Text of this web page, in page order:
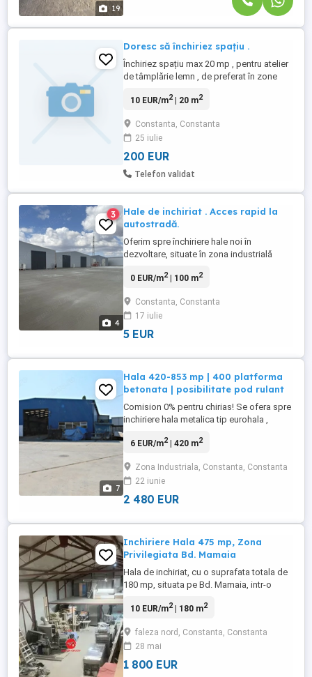
19
Doresc să închiriez spațiu .
Închiriez spațiu max 20 mp , pentru atelier
de tâmplărie lemn , de preferat în zone
10 EUR/m2| 20 m2
Constanta, Constanta
25 iulie
200 EUR
Telefon validat
4
3
Hale de inchiriat . Acces rapid la
autostradă.
Oferim spre închiriere hale noi în
dezvoltare, situate în zona industrială
autostradă. Proiectul este ideal pentru
depozitare sau servicii. Suprafețe
disponibile: 80 mp 120 mp 160 mp 290
mp 580 mp 1.160 mp ...
0 EUR/m2| 100 m2
Constanta, Constanta
17 iulie
5 EUR
7
Hala 420-853 mp | 400 platforma
betonata | posibilitate pod rulant
Comision 0% pentru chirias! Se ofera spre
inchiriere hala metalica tip eurohala ,
totala de 853 mp [suprafata inchiriabila
utila de 7 m - ideala pentru depozitare,
logistica sau activitati industriale. Hala
beneficiaza de ...
6 EUR/m2| 420 m2
Zona Industriala, Constanta, Constanta
22 iunie
2 480 EUR
Inchiriere Hala 475 mp, Zona
Privilegiata Bd. Mamaia
Hala de inchiriat, cu o suprafata totala de
180 mp, situata pe Bd. Mamaia, intr-o
este format din 180 mp la parter si 120 mp
lungime de 23 ML, cu inaltime de 5 ML.
Dispune de putere electrica de 100 KW la
3.80 si ofera posibilitatea ...
10 EUR/m2| 180 m2
faleza nord, Constanta, Constanta
28 mai
1 800 EUR